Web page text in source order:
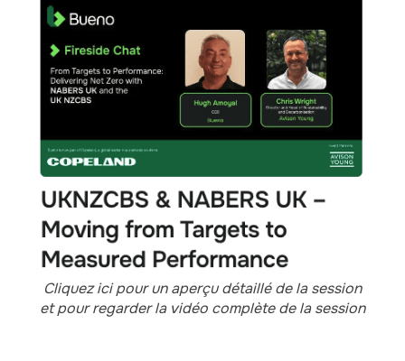
Cliquez ici pour un aperçu détaillé de la session
et pour regarder la vidéo complète de la session